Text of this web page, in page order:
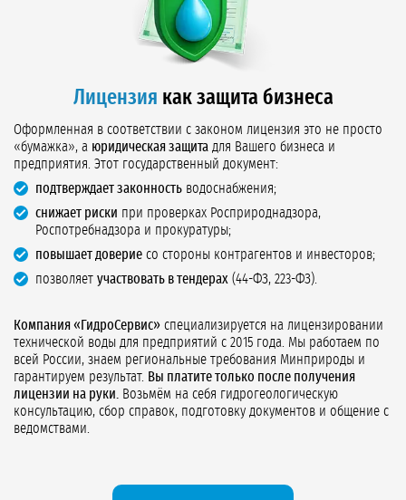
Лицензия как защита бизнеса
Оформленная в соответствии с законом лицензия это не просто
«бумажка», а юридическая защита для Вашего бизнеса и
предприятия. Этот государственный документ:
подтверждает законность водоснабжения;
снижает риски при проверках Росприроднадзора,
Роспотребнадзора и прокуратуры;
повышает доверие со стороны контрагентов и инвесторов;
позволяет участвовать в тендерах (44-ФЗ, 223-ФЗ).
Компания «ГидроСервис» специализируется на лицензировании
технической воды для предприятий с 2015 года. Мы работаем по
всей России, знаем региональные требования Минприроды и
гарантируем результат. Вы платите только после получения
лицензии на руки.
Возьмём на себя гидрогеологическую
консультацию, сбор справок, подготовку документов и общение с
ведомствами.